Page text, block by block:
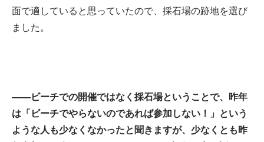
面で適していると思っていたので、採石場の跡地を選び
ました。
——ビーチでの開催ではなく採石場ということで、昨年
は「ビーチでやらないのであれば参加しない！」という
ような人も少なくなかったと聞きますが、少なくとも昨